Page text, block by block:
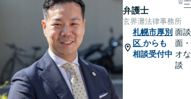
弁護士
玄界灘法律事務所
札幌市厚別
区 からも
相談受付中
面
面
オ
談